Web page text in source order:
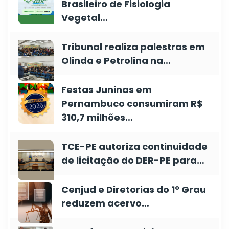
Brasileiro de Fisiologia
Vegetal…
Tribunal realiza palestras em
Olinda e Petrolina na…
Festas Juninas em
Pernambuco consumiram R$
310,7 milhões…
TCE-PE autoriza continuidade
de licitação do DER-PE para…
Cenjud e Diretorias do 1º Grau
reduzem acervo…